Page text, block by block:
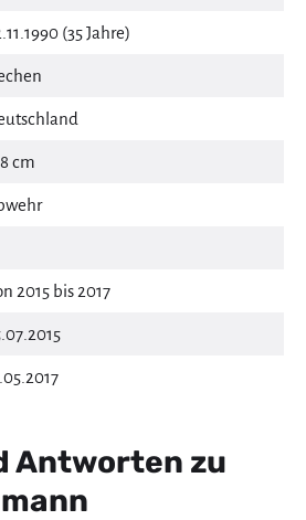
(35 Jahre)
cm
2015 bis 2017
Antworten zu